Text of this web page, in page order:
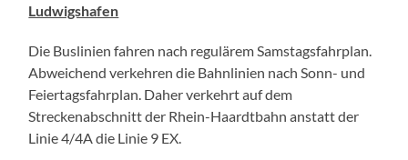
Ludwigshafen
Die Buslinien fahren nach regulärem Samstagsfahrplan.
Abweichend verkehren die Bahnlinien nach Sonn- und
Feiertagsfahrplan. Daher verkehrt auf dem
Streckenabschnitt der Rhein-Haardtbahn anstatt der
Linie 4/4A die Linie 9 EX.